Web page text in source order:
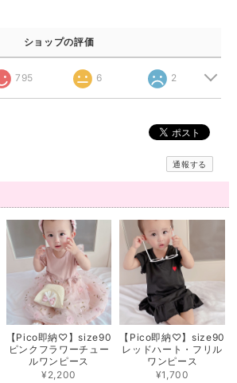
ショップの評価
795 6 2
通報する
【Pico即納♡】size90
ピンクフラワーチュー
ルワンピース
¥2,200
【Pico即納♡】size90
レッドハート・フリル
ワンピース
¥1,700